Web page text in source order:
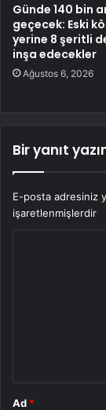
Günde 140 bin
geçecek: Eski
yerine 8 şeritli
inşa edecekler
Ağustos 6, 2026
Bir yanıt
E-posta adresiniz
işaretlenmişlerdir
Ad *